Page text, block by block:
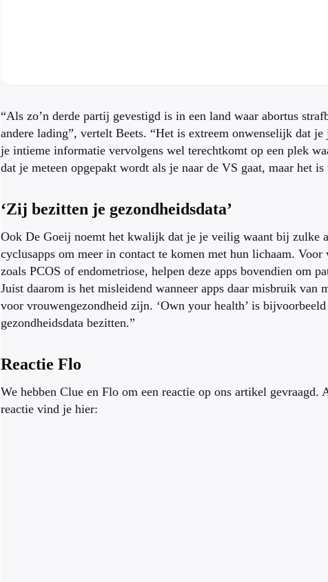
“Als zo’n derde partij gevestigd is in een land waar abortus
andere lading”, vertelt Beets. “Het is extreem onwenselijk dat
je intieme informatie vervolgens wel terechtkomt op een plek
dat je meteen opgepakt wordt als je naar de VS gaat, maar het
‘Zij bezitten je gezondheidsdata’
Ook De Goeij noemt het kwalijk dat je je veilig waant bij zulke
cyclusapps om meer in contact te komen met hun lichaam.
zoals PCOS of endometriose, helpen deze apps bovendien om
Juist daarom is het misleidend wanneer apps daar misbruik van
voor vrouwengezondheid zijn. ‘Own your health’ is
gezondheidsdata bezitten.”
Reactie Flo
We hebben Clue en Flo om een reactie op ons artikel gevraagd.
reactie vind je hier: